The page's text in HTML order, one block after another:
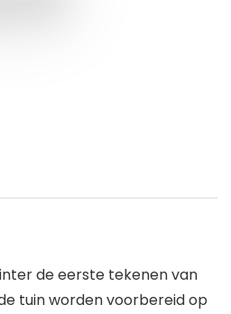
de eerste tekenen van
tuin worden voorbereid op